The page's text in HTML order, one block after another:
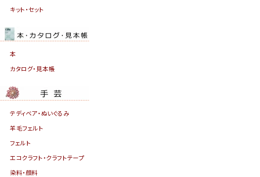
キット・セット
本
カタログ・見本帳
テディベア・ぬいぐるみ
羊毛フェルト
フェルト
エコクラフト・クラフトテープ
染料・顔料